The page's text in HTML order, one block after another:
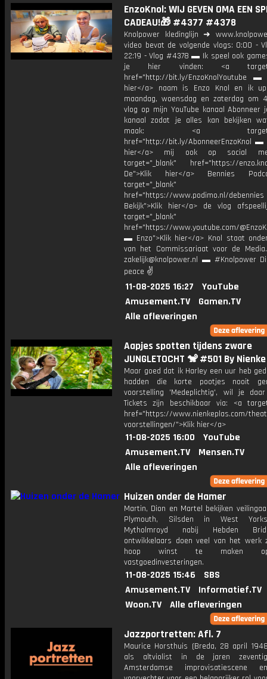
EnzoKnol: WIJ GEVEN OMA EEN
CADEAU!🎁 #4377 #4378
Knolpower kledinglijn ➜
video bevat de volgende vlogs: 0:00 -
22:19 - Vlog #4378 ▬ Ik speel ook
je hier vinden: <a
href="http://bit.ly/EnzoKnolYoutube ▬
hier</a> naam is Enzo Knol en ik
maandag, woensdag en zaterdag om
vlog op mijn YouTube kanaal Abonneer
kanaal zodat je alles kan bekijken
maak: <a
href="http://bit.ly/AbonneerEnzoKnol ▬
hier</a> mij ook op social
target="_blank" href="https://
De">Klik hier</a> Bennies
target="_blank"
href="https://www.podimo.nl/debennies
Bekijk">Klik hier</a> de vlog
target="_blank"
href="https://www.youtube.com/
▬ Enzo">Klik hier</a> Knol staat
van het Commissariaat voor de
zakelijk@knolpower.nl ▬ #Knolpower
peace ✌
11-08-2025 16:27
YouTube
Amusement.TV
Gamen.TV
Alle afleveringen
Aapjes spotten tijdens zware
JUNGLETOCHT 🐒 #501 By
Maar goed dat ik Harley een uur heb
hadden die korte pootjes nooit
voorstelling 'Medeplichtig', wil je
Tickets zijn beschikbaar via: <a
href="https://www.nienkeplas.com/
voorstellingen/">Klik hier</a>
11-08-2025 16:00
YouTube
Amusement.TV
Mensen.TV
Alle afleveringen
Huizen onder de Hamer
Martin, Dion en Martel bekijken
Plymouth, Silsden in West
Mytholmroyd nabij Hebden
ontwikkelaars doen veel van het werk
hoop winst te maken
vastgoedinvesteringen.
11-08-2025 15:46
SBS
Amusement.TV
Informatief.TV
Woon.TV
Alle afleveringen
Jazzportretten: Afl. 7
Maurice Horsthuis (Breda, 28 april
als altviolist in de jaren
Amsterdamse improvisatiescene